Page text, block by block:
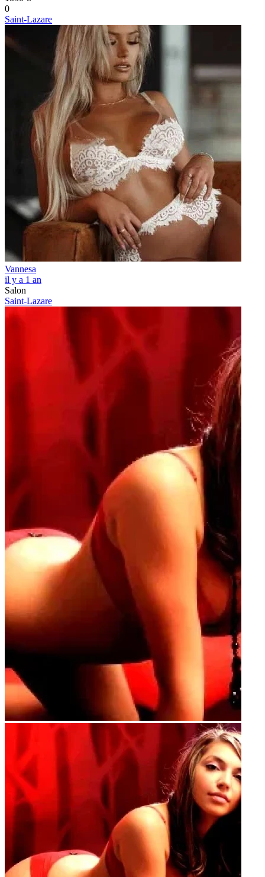
0
Saint-Lazare
Vannesa
il y a 1 an
Salon
Saint-Lazare